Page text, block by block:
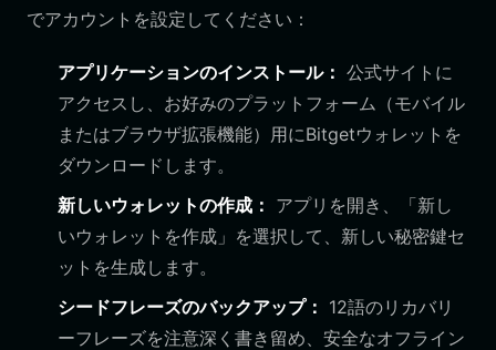
でアカウントを設定してください：
アプリケーションのインストール： 公式サイトに
アクセスし、お好みのプラットフォーム（モバイル
またはブラウザ拡張機能）用にBitgetウォレットを
ダウンロードします。
新しいウォレットの作成： アプリを開き、「新し
いウォレットを作成」を選択して、新しい秘密鍵セ
ットを生成します。
シードフレーズのバックアップ： 12語のリカバリ
ーフレーズを注意深く書き留め、安全なオフライン